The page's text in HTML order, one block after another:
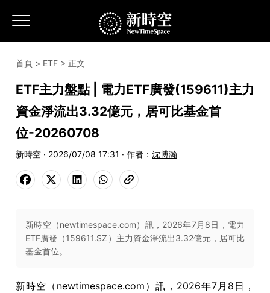
首頁 > ETF > 正文
ETF主力盤點 | 電力ETF廣發(159611)主力
資金淨流出3.32億元，居可比基金首
位-20260708
新時空 · 2026/07/08 17:31 · 作者： 沈博瀚
新時空（newtimespace.com）訊，2026年7月8日，電力
ETF廣發（159611.SZ）主力資金淨流出3.32億元，居可比
基金首位。
新時空（ newtimespace.com ）訊， 2026年7月8日，